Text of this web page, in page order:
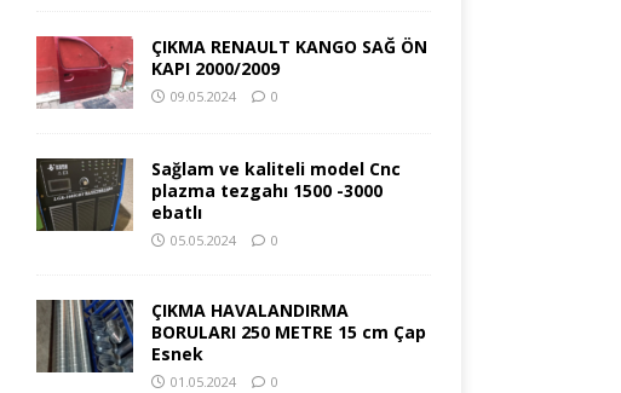
ÇIKMA RENAULT KANGO SAĞ ÖN
KAPI 2000/2009
09.05.2024 0
Sağlam ve kaliteli model Cnc
plazma tezgahı 1500 -3000
ebatlı
05.05.2024 0
ÇIKMA HAVALANDIRMA
BORULARI 250 METRE 15 cm Çap
Esnek
01.05.2024 0